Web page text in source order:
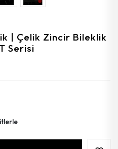
| Çelik Zincir Bileklik
Serisi